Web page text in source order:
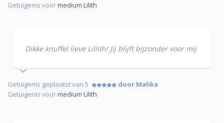
Getuigenis voormedium Lilith
Dikke knuffel lieve Lillith! Jij blijft bijzonder voor mij
Getuigenis geplaatst van 5
door Malika
Getuigenis voormedium Lilith